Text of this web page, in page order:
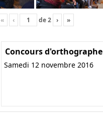
« ‹ de2 › »
Concours d'orthographe
Samedi 12 novembre 2016